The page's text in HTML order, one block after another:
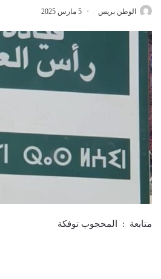
الوطن بريس 5 مارس 2025
متابعة : المحجوب توفكة